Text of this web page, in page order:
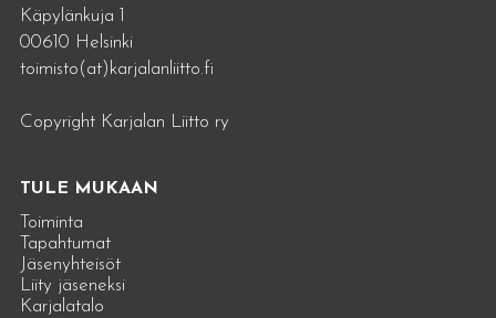
Käpylänkuja 1
00610 Helsinki
toimisto(at)karjalanliitto.fi
Copyright Karjalan Liitto ry
TULE MUKAAN
Toiminta
Tapahtumat
Jäsenyhteisöt
Liity jäseneksi
Karjalatalo